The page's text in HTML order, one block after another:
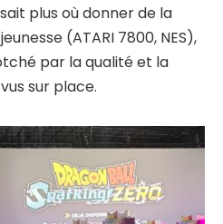
plus où donner de la
(ATARI 7800, NES),
par la qualité et la
sur place.